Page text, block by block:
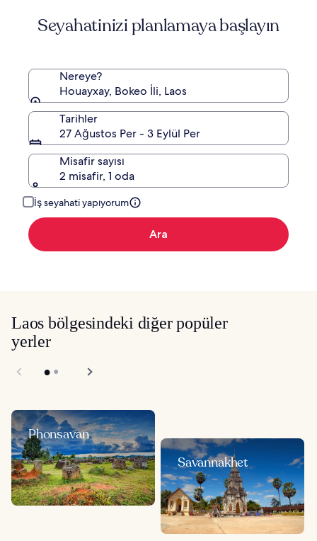
fazla
bilgi
Seyahatinizi planlamaya başlayın
Nereye?
Houayxay, Bokeo İli, Laos
Tarihler
27 Ağustos Per - 3 Eylül Per
Misafir sayısı
2 misafir, 1 oda
İş seyahati yapıyorum
Ara
Laos bölgesindeki diğer popüler
yerler
Phonsavan
Savannakhet